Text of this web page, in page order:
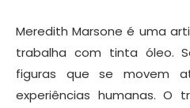
Meredith Marsone é uma
trabalha com tinta óleo.
figuras que se movem
experiências humanas. O